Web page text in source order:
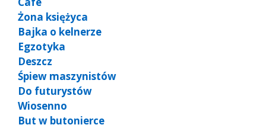
Żona księżyca
Bajka o kelnerze
Egzotyka
Deszcz
Śpiew maszynistów
Do futurystów
Wiosenno
But w butonierce